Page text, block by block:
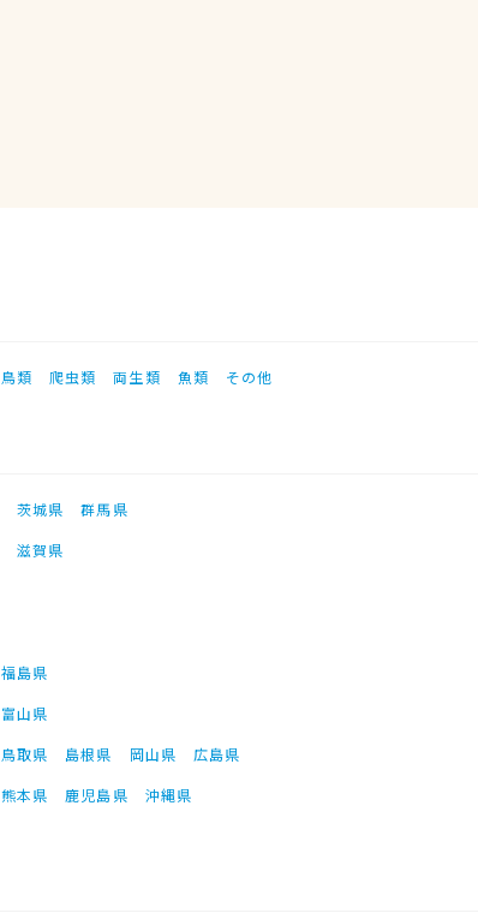
鳥類 爬虫類 両生類 魚類 その他
茨城県
群馬県
滋賀県
福島県
富山県
鳥取県 島根県 岡山県
広島県
熊本県 鹿児島県 沖縄県